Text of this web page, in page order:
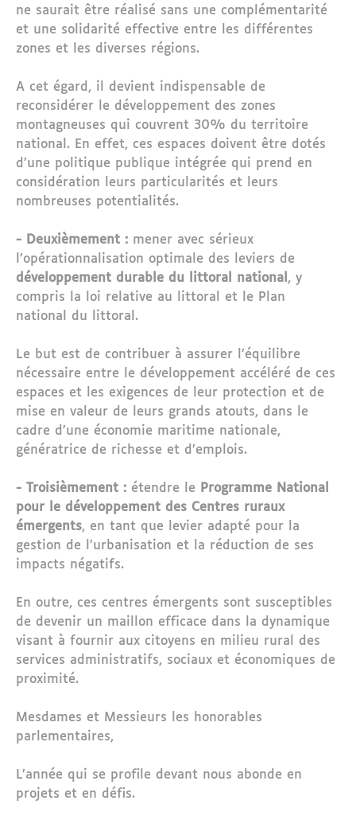
ne saurait être réalisé sans une complémentarité
et une solidarité effective entre les différentes
zones et les diverses régions.
A cet égard, il devient indispensable de
reconsidérer le développement des zones
montagneuses qui couvrent 30% du territoire
national. En effet, ces espaces doivent être dotés
d’une politique publique intégrée qui prend en
considération leurs particularités et leurs
nombreuses potentialités.
- Deuxièmement : mener avec sérieux
l’opérationnalisation optimale des leviers de
développement durable du littoral national, y
compris la loi relative au littoral et le Plan
national du littoral.
Le but est de contribuer à assurer l’équilibre
nécessaire entre le développement accéléré de ces
espaces et les exigences de leur protection et de
mise en valeur de leurs grands atouts, dans le
cadre d’une économie maritime nationale,
génératrice de richesse et d’emplois.
- Troisièmement : étendre le Programme National
pour le développement des Centres ruraux
émergents, en tant que levier adapté pour la
gestion de l’urbanisation et la réduction de ses
impacts négatifs.
En outre, ces centres émergents sont susceptibles
de devenir un maillon efficace dans la dynamique
visant à fournir aux citoyens en milieu rural des
services administratifs, sociaux et économiques de
proximité.
Mesdames et Messieurs les honorables
parlementaires,
L’année qui se profile devant nous abonde en
projets et en défis.